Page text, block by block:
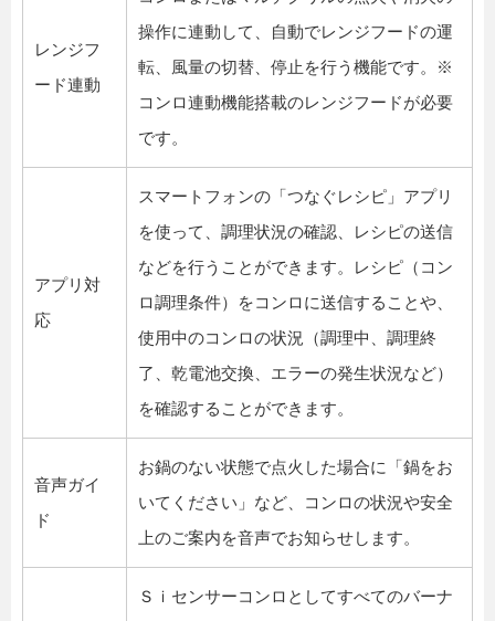
レンジフ
ード連動
操作に連動して、自動でレンジフードの運
転、風量の切替、停止を行う機能です。※
コンロ連動機能搭載のレンジフードが必要
です。
アプリ対
応
スマートフォンの「つなぐレシピ」アプリ
を使って、調理状況の確認、レシピの送信
などを行うことができます。レシピ（コン
ロ調理条件）をコンロに送信することや、
使用中のコンロの状況（調理中、調理終
了、乾電池交換、エラーの発生状況など）
を確認することができます。
音声ガイ
ド
お鍋のない状態で点火した場合に「鍋をお
いてください」など、コンロの状況や安全
上のご案内を音声でお知らせします。
Ｓｉセンサーコンロとしてすべてのバーナ